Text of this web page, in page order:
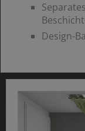
Design-